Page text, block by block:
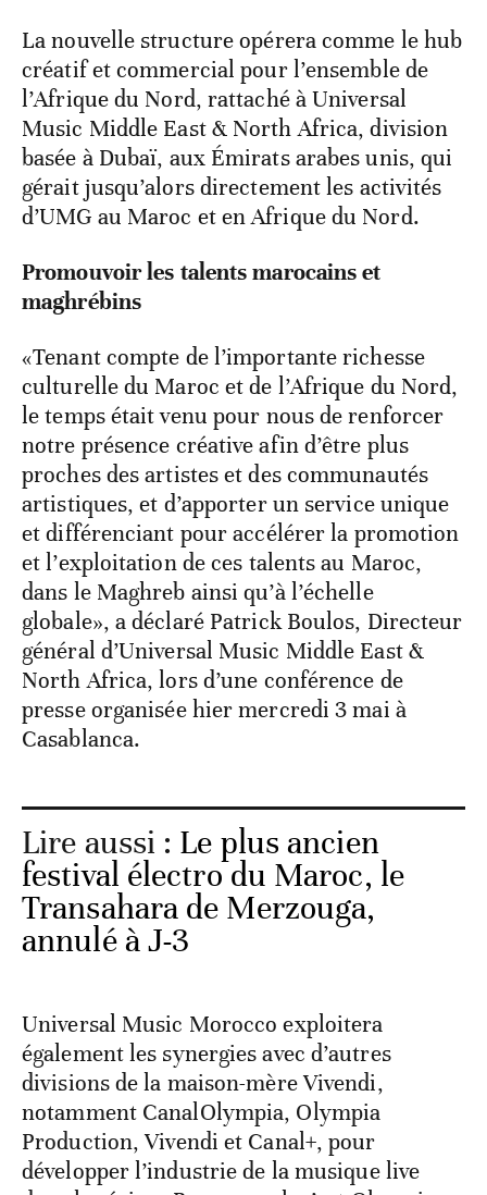
La nouvelle structure opérera comme le hub
créatif et commercial pour l’ensemble de
l’Afrique du Nord, rattaché à Universal
Music Middle East & North Africa, division
basée à Dubaï, aux Émirats arabes unis, qui
gérait jusqu’alors directement les activités
d’UMG au Maroc et en Afrique du Nord.
Promouvoir les talents marocains et
maghrébins
«Tenant compte de l’importante richesse
culturelle du Maroc et de l’Afrique du Nord,
le temps était venu pour nous de renforcer
notre présence créative afin d’être plus
proches des artistes et des communautés
artistiques, et d’apporter un service unique
et différenciant pour accélérer la promotion
et l’exploitation de ces talents au Maroc,
dans le Maghreb ainsi qu’à l’échelle
globale», a déclaré Patrick Boulos, Directeur
général d’Universal Music Middle East &
North Africa, lors d’une conférence de
presse organisée hier mercredi 3 mai à
Casablanca.
Lire aussi : Le plus ancien
festival électro du Maroc, le
Transahara de Merzouga,
annulé à J-3
Universal Music Morocco exploitera
également les synergies avec d’autres
divisions de la maison-mère Vivendi,
notamment CanalOlympia, Olympia
Production, Vivendi et Canal+, pour
développer l’industrie de la musique live